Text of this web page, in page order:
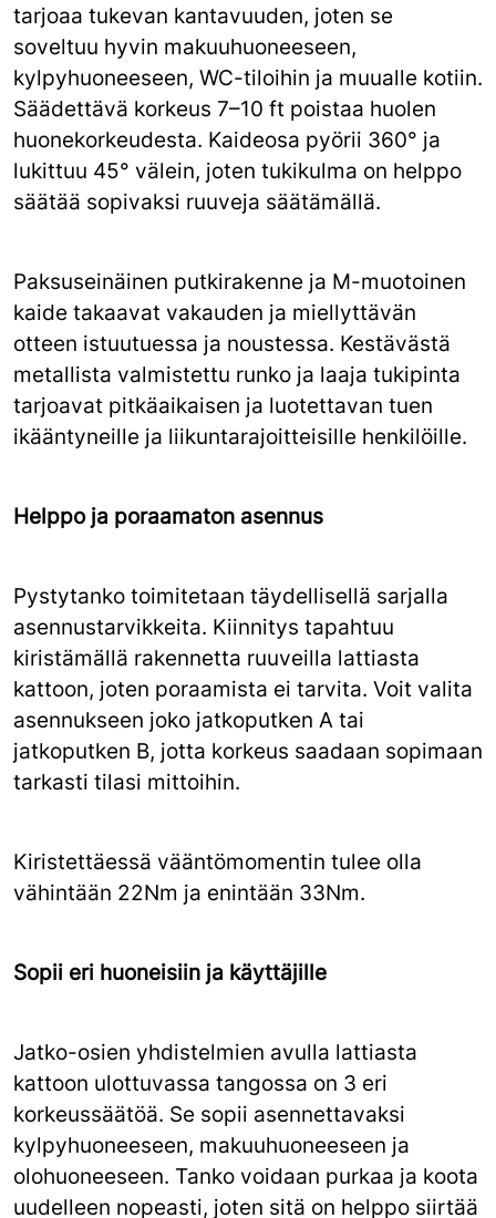
tarjoaa tukevan kantavuuden, joten se
soveltuu hyvin makuuhuoneeseen,
kylpyhuoneeseen, WC-tiloihin ja muualle kotiin.
Säädettävä korkeus 7–10 ft poistaa huolen
huonekorkeudesta. Kaideosa pyörii 360° ja
lukittuu 45° välein, joten tukikulma on helppo
säätää sopivaksi ruuveja säätämällä.
Paksuseinäinen putkirakenne ja M-muotoinen
kaide takaavat vakauden ja miellyttävän
otteen istuutuessa ja noustessa. Kestävästä
metallista valmistettu runko ja laaja tukipinta
tarjoavat pitkäaikaisen ja luotettavan tuen
ikääntyneille ja liikuntarajoitteisille henkilöille.
Helppo ja poraamaton asennus
Pystytanko toimitetaan täydellisellä sarjalla
asennustarvikkeita. Kiinnitys tapahtuu
kiristämällä rakennetta ruuveilla lattiasta
kattoon, joten poraamista ei tarvita. Voit valita
asennukseen joko jatkoputken A tai
jatkoputken B, jotta korkeus saadaan sopimaan
tarkasti tilasi mittoihin.
Kiristettäessä vääntömomentin tulee olla
vähintään 22Nm ja enintään 33Nm.
Sopii eri huoneisiin ja käyttäjille
Jatko-osien yhdistelmien avulla lattiasta
kattoon ulottuvassa tangossa on 3 eri
korkeussäätöä. Se sopii asennettavaksi
kylpyhuoneeseen, makuuhuoneeseen ja
olohuoneeseen. Tanko voidaan purkaa ja koota
uudelleen nopeasti, joten sitä on helppo siirtää